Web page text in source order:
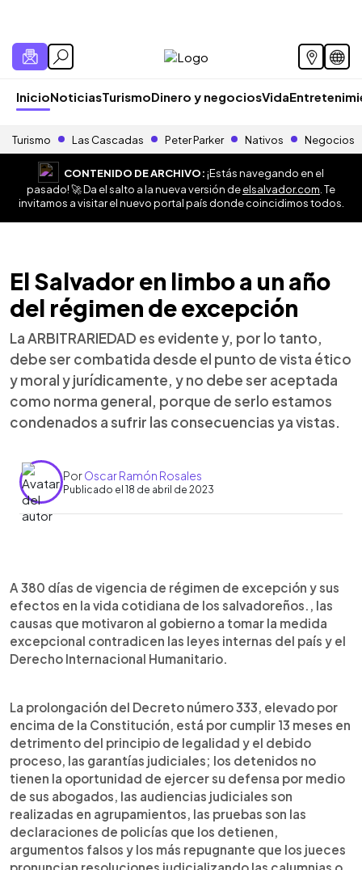
InicioNoticiasTurismoDinero y negociosVida
Turismo Las Cascadas Peter Parker Nativos Negocios
CONTENIDO DE ARCHIVO:¡Estás navegando en el
pasado! 🚀 Da el salto a la nueva versión deelsalvador.com . Te
invitamos a visitar el nuevo portal país donde coincidimos todos.
El Salvador en limbo a un año
del régimen de excepción
La ARBITRARIEDAD es evidente y, por lo tanto,
debe ser combatida desde el punto de vista ético
y moral y jurídicamente, y no debe ser aceptada
como norma general, porque de serlo estamos
condenados a sufrir las consecuencias ya vistas.
PorOscar Ramón Rosales
Publicado el 18 de abril de 2023
► Escuchar artículo
A 380 días de vigencia de régimen de excepción y sus
efectos en la vida cotidiana de los salvadoreños., las
causas que motivaron al gobierno a tomar la medida
excepcional contradicen las leyes internas del país y el
Derecho Internacional Humanitario.
La prolongación del Decreto número 333, elevado por
encima de la Constitución, está por cumplir 13 meses en
detrimento del principio de legalidad y el debido
proceso, las garantías judiciales; los detenidos no
tienen la oportunidad de ejercer su defensa por medio
de sus abogados, las audiencias judiciales son
realizadas en agrupamientos, las pruebas son las
declaraciones de policías que los detienen,
argumentos falsos y los más repugnante que los jueces